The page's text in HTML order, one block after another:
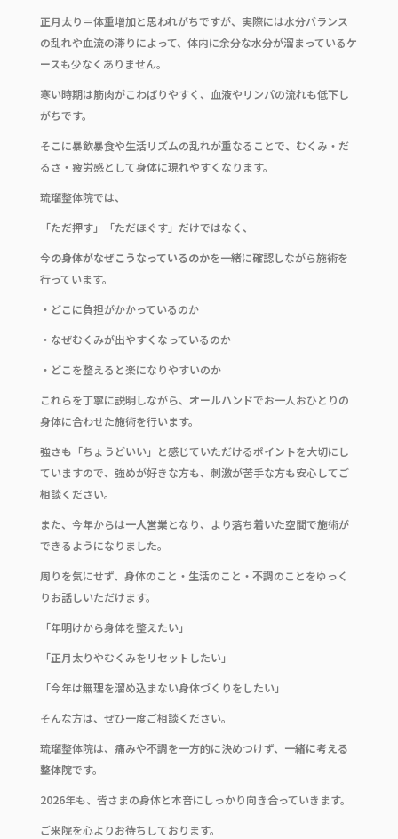
正月太り＝体重増加と思われがちですが、実際には水分バランス
の乱れや血流の滞りによって、体内に余分な水分が溜まっているケ
ースも少なくありません。
寒い時期は筋肉がこわばりやすく、血液やリンパの流れも低下し
がちです。
そこに暴飲暴食や生活リズムの乱れが重なることで、むくみ・だ
るさ・疲労感として身体に現れやすくなります。
琉瑠整体院では、
「ただ押す」「ただほぐす」だけではなく、
今の身体がなぜこうなっているのかを一緒に確認しながら施術を
行っています。
・どこに負担がかかっているのか
・なぜむくみが出やすくなっているのか
・どこを整えると楽になりやすいのか
これらを丁寧に説明しながら、オールハンドでお一人おひとりの
身体に合わせた施術を行います。
強さも「ちょうどいい」と感じていただけるポイントを大切にし
ていますので、強めが好きな方も、刺激が苦手な方も安心してご
相談ください。
また、今年からは一人営業となり、より落ち着いた空間で施術が
できるようになりました。
周りを気にせず、身体のこと・生活のこと・不調のことをゆっく
りお話しいただけます。
「年明けから身体を整えたい」
「正月太りやむくみをリセットしたい」
「今年は無理を溜め込まない身体づくりをしたい」
そんな方は、ぜひ一度ご相談ください。
琉瑠整体院は、痛みや不調を一方的に決めつけず、 一緒に考える
整体院です。
2026年も、皆さまの身体と本音にしっかり向き合っていきます。
ご来院を心よりお待ちしております。